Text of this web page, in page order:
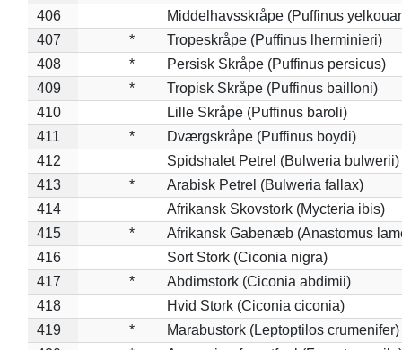
406
Middelhavsskråpe (Puffinus
407
*
Tropeskråpe (Puffinus lherminieri)
408
*
Persisk Skråpe (Puffinus persicus)
409
*
Tropisk Skråpe (Puffinus bailloni)
410
Lille Skråpe (Puffinus baroli)
411
*
Dværgskråpe (Puffinus boydi)
412
Spidshalet Petrel (Bulweria bulwerii)
413
*
Arabisk Petrel (Bulweria fallax)
414
Afrikansk Skovstork (Mycteria ibis)
415
*
Afrikansk Gabenæb (Anastomus
416
Sort Stork (Ciconia nigra)
417
*
Abdimstork (Ciconia abdimii)
418
Hvid Stork (Ciconia ciconia)
419
*
Marabustork (Leptoptilos crumenifer)